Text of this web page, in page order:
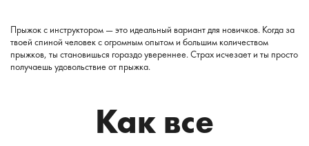
Прыжок с инструктором — это идеальный вариант для новичков. Когда за
твоей спиной человек с огромным опытом и большим количеством
прыжков, ты становишься гораздо увереннее. Страх исчезает и ты просто
получаешь удовольствие от прыжка.
Как все